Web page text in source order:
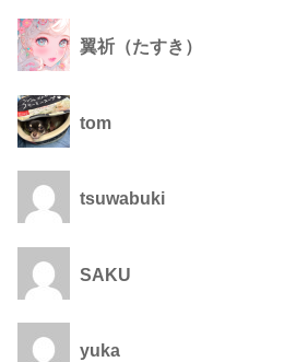
翼祈（たすき）
tom
tsuwabuki
SAKU
yuka